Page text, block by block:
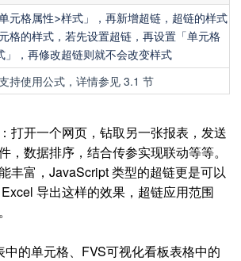
元格属性>样式」，再新增超链，超链的样式
格的样式，若先设置超链，再设置「单元格
」，再修改超链则就不会改变样式
持使用公式，详情参见 3.1 节
打开一个网页，钻取另一张报表，发送
，数据排序，结合传参实现联动等等。
丰富，JavaScript 类型的超链更是可以
导出这样的效果，超链应用范围
中的单元格、FVS可视化看板表格中的